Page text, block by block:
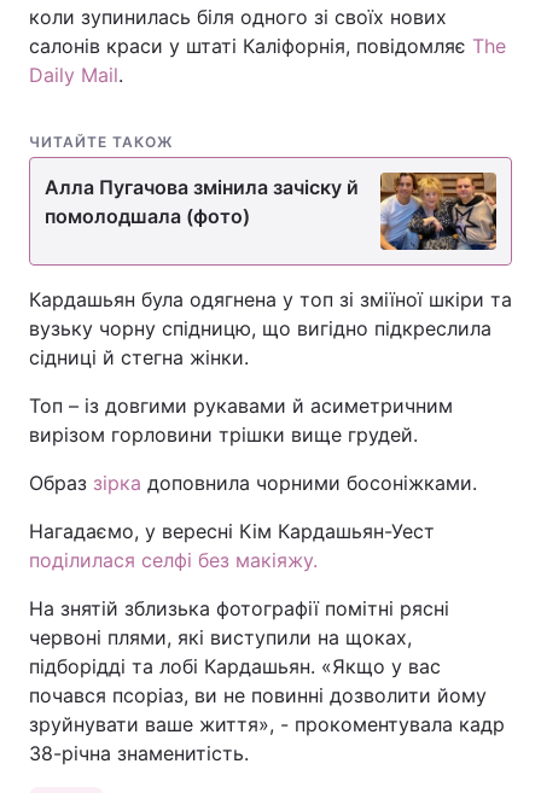
коли зупинилась біля одного зі своїх нових
салонів краси у штаті Каліфорнія, повідомляє The
Daily Mail.
ЧИТАЙТЕ ТАКОЖ
Алла Пугачова змінила зачіску й
помолодшала (фото)
Кардашьян була одягнена у топ зі зміїної шкіри та
вузьку чорну спідницю, що вигідно підкреслила
сідниці й стегна жінки.
Топ – із довгими рукавами й асиметричним
вирізом горловини трішки вище грудей.
Образ зірка доповнила чорними босоніжками.
Нагадаємо, у вересні Кім Кардашьян-Уест
поділилася селфі без макіяжу.
На знятій зблизька фотографії помітні рясні
червоні плями, які виступили на щоках,
підборідді та лобі Кардашьян. «Якщо у вас
почався псоріаз, ви не повинні дозволити йому
зруйнувати ваше життя», - прокоментувала кадр
38-річна знаменитість.